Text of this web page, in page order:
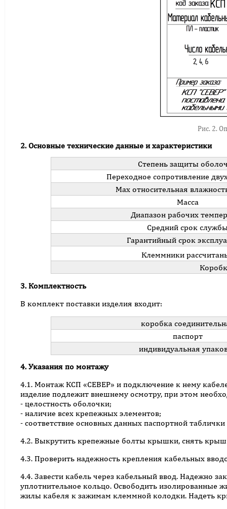
Рис. 2.
2. Основные технические данные и характеристики
Степень защиты
Переходное сопротивление
Max относительная
Масса
Диапазон рабочих
Средний срок
Гарантийный срок
Клеммники
3. Комплектность
В комплект поставки изделия входит:
коробка
паспорт
индивидуальная
4. Указания по монтажу
4.1. Монтаж КСП «СЕВЕР» и подключение к нему
изделие подлежит внешнему осмотру, при этом
- целостность оболочки;
- наличие всех крепежных элементов;
- соответствие основных данных паспортной
4.2. Выкрутить крепежные болты крышки, снять
4.3. Проверить надежность крепления кабельных
4.4. Завести кабель через кабельный ввод. Надежно
уплотнительное кольцо. Освободить изолированные
жилы кабеля к зажимам клеммной колодки. Надеть